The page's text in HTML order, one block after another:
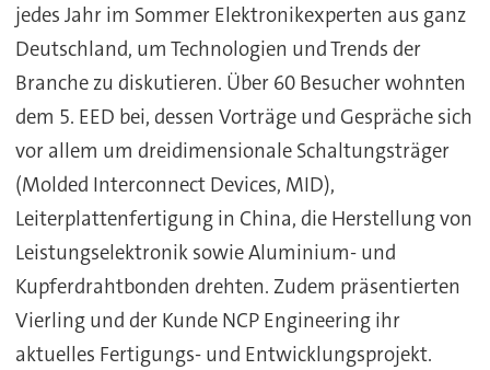
jedes Jahr im Sommer Elektronikexperten aus ganz
Deutschland, um Technologien und Trends der
Branche zu diskutieren. Über 60 Besucher wohnten
dem 5. EED bei, dessen Vorträge und Gespräche sich
vor allem um dreidimensionale Schaltungsträger
(Molded Interconnect Devices, MID),
Leiterplattenfertigung in China, die Herstellung von
Leistungselektronik sowie Aluminium- und
Kupferdrahtbonden drehten. Zudem präsentierten
Vierling und der Kunde NCP Engineering ihr
aktuelles Fertigungs- und Entwicklungsprojekt.